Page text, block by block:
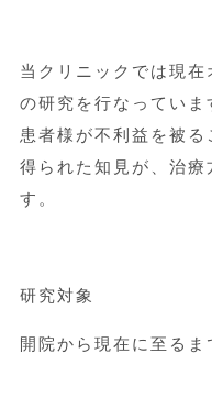
当クリニックでは現
の研究を行なっていま
患者様が不利益を被
得られた知見が、治療
す。
研究対象
開院から現在に至るま